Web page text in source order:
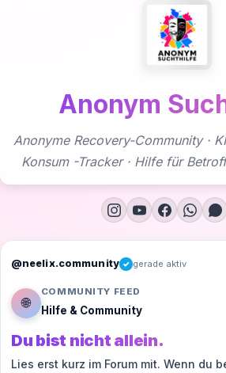
Anonym
Anonyme Recovery-Community ·
Konsum -Tracker · Hilfe für
@neelix.community ✓ gerade aktiv
🌐
COMMUNITY FEED
Hilfe & Community
Du bist nicht allein.
Lies erst kurz im Forum mit. Wenn du